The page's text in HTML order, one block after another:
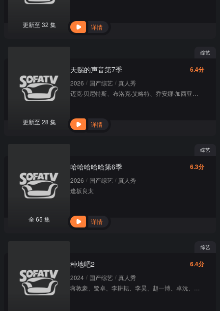
更新至 32 集 详情
更新至 28 集
综艺
天赐的声音第7季 6.4分
2026 / 国产综艺 / 真人秀
迈克·贝尼特斯、布洛克·艾略特、乔安娜·加西亚、
详情
全 65 集
综艺
哈哈哈哈哈第6季 6.3分
2026 / 国产综艺 / 真人秀
逢坂良太
详情
综艺
种地吧2 6.4分
2024 / 国产综艺 / 真人秀
蒋敦豪 、鹭卓 、李耕耘 、李昊 赵一博 、卓沅